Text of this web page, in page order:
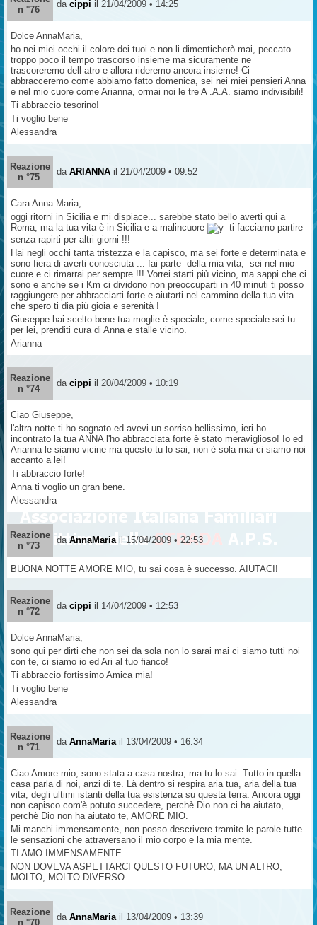
n °76
da cippi il 21/04/2009 • 14:25
Dolce AnnaMaria,
ho nei miei occhi il colore dei tuoi e non li dimenticherò mai, peccato
troppo poco il tempo trascorso insieme ma sicuramente ne
trascoreremo dell atro e allora rideremo ancora insieme! Ci
abbracceremo come abbiamo fatto domenica, sei nei miei pensieri Anna
e nel mio cuore come Arianna, ormai noi le tre A .A.A. siamo indivisibili!
Ti abbraccio tesorino!
Ti voglio bene
Alessandra
Reazione
n °75
da ARIANNA il 21/04/2009 • 09:52
Cara Anna Maria,
oggi ritorni in Sicilia e mi dispiace... sarebbe stato bello averti qui a
Roma, ma la tua vita è in Sicilia e a malincuore
ti facciamo partire
senza rapirti per altri giorni !!!
Hai negli occhi tanta tristezza e la capisco, ma sei forte e determinata e
sono fiera di averti conosciuta ... fai parte della mia vita, sei nel mio
cuore e ci rimarrai per sempre !!! Vorrei starti più vicino, ma sappi che ci
sono e anche se i Km ci dividono non preoccuparti in 40 minuti ti posso
raggiungere per abbracciarti forte e aiutarti nel cammino della tua vita
che spero ti dia più gioia e serenità !
Giuseppe hai scelto bene tua moglie è speciale, come speciale sei tu
per lei, prenditi cura di Anna e stalle vicino.
Arianna
Reazione
n °74
da cippi il 20/04/2009 • 10:19
Ciao Giuseppe,
l'altra notte ti ho sognato ed avevi un sorriso bellissimo, ieri ho
incontrato la tua ANNA l'ho abbracciata forte è stato meraviglioso! Io ed
Arianna le siamo vicine ma questo tu lo sai, non è sola mai ci siamo noi
accanto a lei!
Ti abbraccio forte!
Anna ti voglio un gran bene.
Alessandra
Reazione
n °73
da AnnaMaria il 15/04/2009 • 22:53
BUONA NOTTE AMORE MIO, tu sai cosa è successo. AIUTACI!
Reazione
n °72
da cippi il 14/04/2009 • 12:53
Dolce AnnaMaria,
sono qui per dirti che non sei da sola non lo sarai mai ci siamo tutti noi
con te, ci siamo io ed Ari al tuo fianco!
Ti abbraccio fortissimo Amica mia!
Ti voglio bene
Alessandra
Reazione
n °71
da AnnaMaria il 13/04/2009 • 16:34
Ciao Amore mio, sono stata a casa nostra, ma tu lo sai. Tutto in quella
casa parla di noi, anzi di te. Là dentro si respira aria tua, aria della tua
vita, degli ultimi istanti della tua esistenza su questa terra. Ancora oggi
non capisco com'è potuto succedere, perchè Dio non ci ha aiutato,
perchè Dio non ha aiutato te, AMORE MIO.
Mi manchi immensamente, non posso descrivere tramite le parole tutte
le sensazioni che attraversano il mio corpo e la mia mente.
TI AMO IMMENSAMENTE.
NON DOVEVA ASPETTARCI QUESTO FUTURO, MA UN ALTRO,
MOLTO, MOLTO DIVERSO.
Reazione
n °70
da AnnaMaria il 13/04/2009 • 13:39